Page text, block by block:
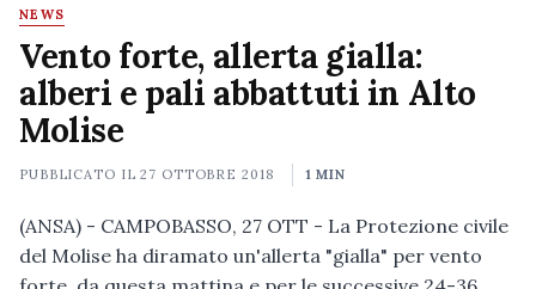
NEWS
Vento forte, allerta gialla:
alberi e pali abbattuti in Alto
Molise
PUBBLICATO IL27 OTTOBRE 2018 1 MIN
(ANSA) - CAMPOBASSO, 27 OTT - La Protezione civile
del Molise ha diramato un'allerta "gialla" per vento